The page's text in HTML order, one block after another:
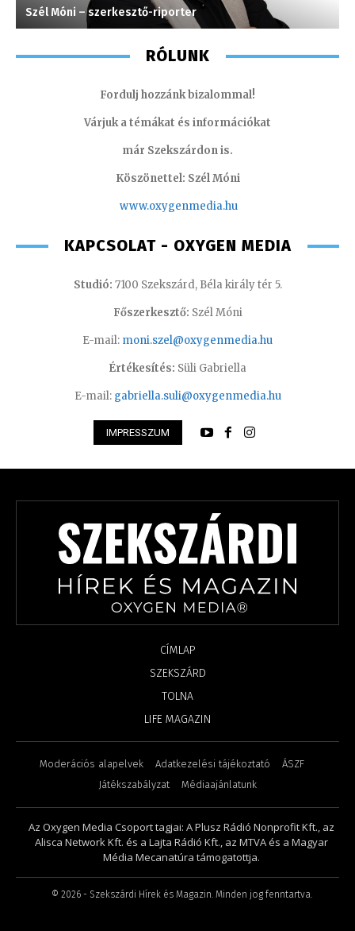
Szél Móni – szerkesztő-riporter
RÓLUNK
Fordulj hozzánk bizalommal!
Várjuk a témákat és információkat
már Szekszárdon is.
Köszönettel: Szél Móni
www.oxygenmedia.hu
KAPCSOLAT - OXYGEN MEDIA
Studió: 7100 Szekszárd, Béla király tér 5.
Főszerkesztő: Szél Móni
E-mail: moni.szel@oxygenmedia.hu
Értékesítés: Süli Gabriella
E-mail: gabriella.suli@oxygenmedia.hu
IMPRESSZUM
CÍMLAP
SZEKSZÁRD
TOLNA
LIFE MAGAZIN
Moderációs alapelvek Adatkezelési tájékoztató
ÁSZF
Játékszabályzat
Médiaajánlatunk
Az Oxygen Media Csoport tagjai: A Plusz Rádió Nonprofit Kft., az
Alisca Network Kft. és a Lajta Rádió Kft., az MTVA és a Magyar
Média Mecanatúra támogatottja.
© 2026- Szekszárdi Hírek és Magazin. Minden jog fenntartva.